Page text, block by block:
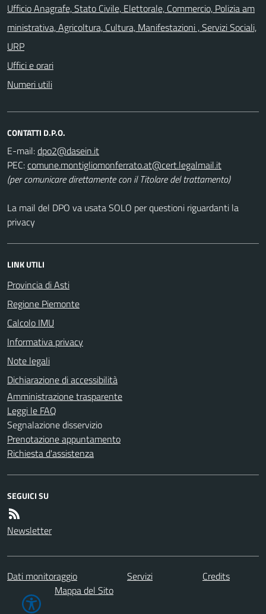
Ufficio Anagrafe, Stato Civile, Elettorale, Commercio, Polizia am
ministrativa, Agricoltura, Cultura, Manifestazioni , Servizi Sociali,
URP
Uffici e orari
Numeri utili
CONTATTI D.P.O.
E-mail:
PEC:
(per comunicare direttamente con il Titolare del trattamento)
La mail del DPO va usata SOLO per questioni riguardanti la
privacy
LINK UTILI
Provincia di Asti
Regione Piemonte
Calcolo IMU
Informativa privacy
Note legali
Dichiarazione di accessibilità
Amministrazione trasparente
Leggi le FAQ
Segnalazione disservizio
Prenotazione appuntamento
Richiesta d'assistenza
SEGUICI SU
Newsletter
Dati monitoraggio Servizi
Credits
Mappa del Sito